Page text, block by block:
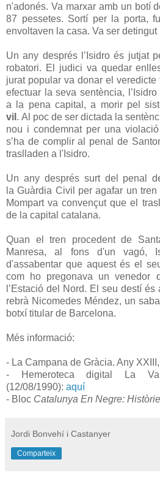
n'adonés. Va marxar amb un botí
87 pessetes. Sortí per la porta,
envoltaven la casa. Va ser
Un any després l’Isidro és jutjat
robatori. El judici va quedar
jurat popular va donar el
efectuar la seva sentència,
a la pena capital, a morir pel
vil . Al poc de ser dictada la
nou i condemnat per una
s’ha de complir al penal de
traslladen a l'Isidro.
Un any després surt del penal
la Guàrdia Civil per agafar un
Mompart va convençut que el
de la capital catalana.
Quan el tren procedent de
Manresa, al fons d'un vagó,
d'assabentar que aquest és el
com ho pregonava un venedor
l’Estació del Nord. El seu destí és
rebrà Nicomedes Méndez, un
botxí titular de Barcelona.
Més informació:
- La Campana de Gràcia. Any
- Hemeroteca digital La
(12/08/1990): aquí
- Bloc Catalunya En Negre:
Jordi Bonvehí i Castanyer
Comparteix